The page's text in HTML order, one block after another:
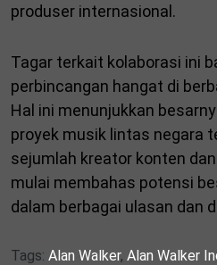
produser internasional.
Tagar terkait kolaborasi ini
perbincangan hangat di
Hal ini menunjukkan
proyek musik lintas negara
sejumlah kreator konten
mulai membahas potensi
dalam berbagai ulasan dan
Tags: Alan Walker, Alan Walker